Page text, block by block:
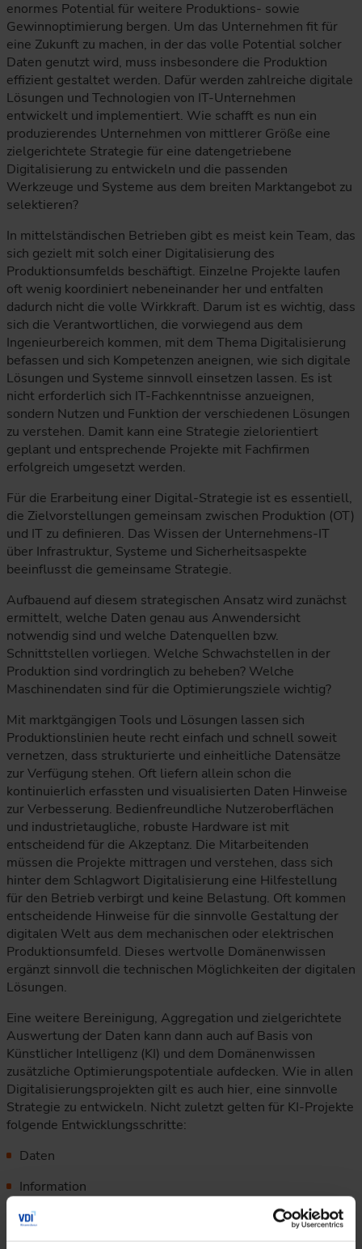
enormes Potential für weitere Produktions- sowie
Gewinnoptimierung bergen. Um das Unternehmen fit für
eine Zukunft zu machen, in der das volle Potential solcher
Daten genutzt wird, muss insbesondere die Produktion
effizient gestaltet werden. Dafür werden zahlreiche digitale
Lösungen und Technologien von IT-Unternehmen
entwickelt und implementiert. Wie schafft es nun ein
produzierendes Unternehmen von mittlerer Größe eine
zielgerichtete Strategie für eine datengetriebene
Digitalisierung zu entwickeln und die passenden
Werkzeuge und Systeme aus dem breiten Marktangebot zu
selektieren?
In mittelständischen Betrieben gibt es meist kein Team, das
sich gezielt mit solch einer Digitalisierung des
Produktionsumfelds beschäftigt. Einzelne Projekte laufen
oft wenig koordiniert nebeneinander her und entfalten
dadurch nicht die volle Wirkkraft. Darum ist es wichtig, dass
sich die Verantwortlichen, die vorwiegend aus dem
Ingenieurbereich kommen, mit dem Thema Digitalisierung
befassen und sich Kompetenzen aneignen, wie sich digitale
Lösungen und Systeme sinnvoll einsetzen lassen. Es ist
nicht erforderlich sich IT-Fachkenntnisse anzueignen,
sondern Nutzen und Funktion der verschiedenen Lösungen
zu verstehen. Damit kann eine Strategie zielorientiert
geplant und entsprechende Projekte mit Fachfirmen
erfolgreich umgesetzt werden.
Für die Erarbeitung einer Digital-Strategie ist es essentiell,
die Zielvorstellungen gemeinsam zwischen Produktion (OT)
und IT zu definieren. Das Wissen der Unternehmens-IT
über Infrastruktur, Systeme und Sicherheitsaspekte
beeinflusst die gemeinsame Strategie.
Aufbauend auf diesem strategischen Ansatz wird zunächst
ermittelt, welche Daten genau aus Anwendersicht
notwendig sind und welche Datenquellen bzw.
Schnittstellen vorliegen. Welche Schwachstellen in der
Produktion sind vordringlich zu beheben? Welche
Maschinendaten sind für die Optimierungsziele wichtig?
Mit marktgängigen Tools und Lösungen lassen sich
Produktionslinien heute recht einfach und schnell soweit
vernetzen, dass strukturierte und einheitliche Datensätze
zur Verfügung stehen. Oft liefern allein schon die
kontinuierlich erfassten und visualisierten Daten Hinweise
zur Verbesserung. Bedienfreundliche Nutzeroberflächen
und industrietaugliche, robuste Hardware ist mit
entscheidend für die Akzeptanz. Die Mitarbeitenden
müssen die Projekte mittragen und verstehen, dass sich
hinter dem Schlagwort Digitalisierung eine Hilfestellung
für den Betrieb verbirgt und keine Belastung. Oft kommen
entscheidende Hinweise für die sinnvolle Gestaltung der
digitalen Welt aus dem mechanischen oder elektrischen
Produktionsumfeld. Dieses wertvolle Domänenwissen
ergänzt sinnvoll die technischen Möglichkeiten der digitalen
Lösungen.
Eine weitere Bereinigung, Aggregation und zielgerichtete
Auswertung der Daten kann dann auch auf Basis von
Künstlicher Intelligenz (KI) und dem Domänenwissen
zusätzliche Optimierungspotentiale aufdecken. Wie in allen
Digitalisierungsprojekten gilt es auch hier, eine sinnvolle
Strategie zu entwickeln. Nicht zuletzt gelten für KI-Projekte
folgende Entwicklungsschritte:
Daten
Information
Wissen